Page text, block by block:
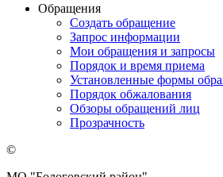
Обращения
Создать обращение
Запрос информации
Мои обращения и запросы
Порядок и время приема
Установленные формы
Порядок обжалования
Обзоры обращений лиц
Прозрачность
©